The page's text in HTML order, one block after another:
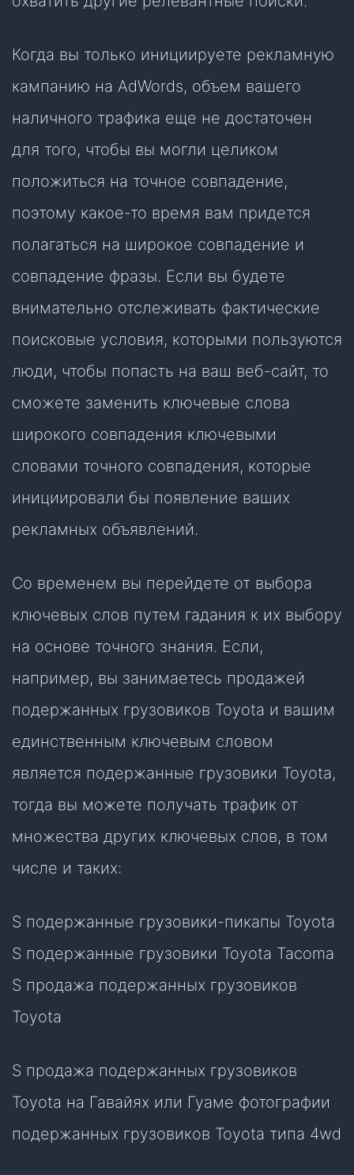
Когда вы только инициируете рекламную
кампанию на AdWords, объем вашего
наличного трафика еще не достаточен
для того, чтобы вы могли целиком
положиться на точное совпадение,
поэтому какое-то время вам придется
полагаться на широкое совпадение и
совпадение фразы. Если вы будете
внимательно отслеживать фактические
поисковые условия, которыми пользуются
люди, чтобы попасть на ваш веб-сайт, то
сможете заменить ключевые слова
широкого совпадения ключевыми
словами точного совпадения, которые
инициировали бы появление ваших
рекламных объявлений.
Со временем вы перейдете от выбора
ключевых слов путем гадания к их выбору
на основе точного знания. Если,
например, вы занимаетесь продажей
подержанных грузовиков Toyota и вашим
единственным ключевым словом
является подержанные грузовики Toyota,
тогда вы можете получать трафик от
множества других ключевых слов, в том
числе и таких:
S подержанные грузовики-пикапы Toyota
S подержанные грузовики Toyota Tacoma
S продажа подержанных грузовиков
Toyota
S продажа подержанных грузовиков
Toyota на Гавайях или Гуаме фотографии
подержанных грузовиков Toyota типа 4wd